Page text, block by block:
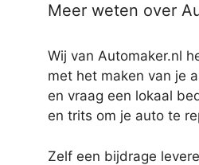
Meer weten over
Wij van Automaker.nl
met het maken van je
en vraag een lokaal
en trits om je auto te
Zelf een bijdrage